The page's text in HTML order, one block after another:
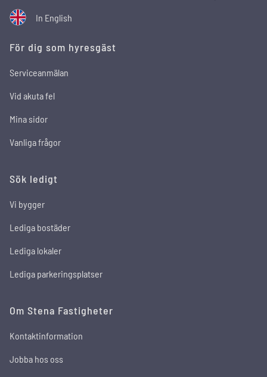
In English
För dig som hyresgäst
Serviceanmälan
Vid akuta fel
Mina sidor
Vanliga frågor
Sök ledigt
Vi bygger
Lediga bostäder
Lediga lokaler
Lediga parkeringsplatser
Om Stena Fastigheter
Kontaktinformation
Jobba hos oss